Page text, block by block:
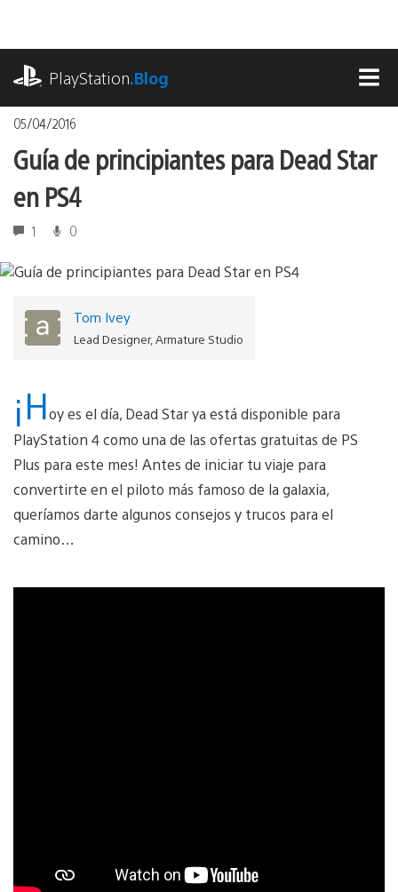
contenido
PlayStation.Blog
05/04/2016
Guía de principiantes para Dead Star
en PS4
1 0
Tom Ivey
Lead Designer, Armature Studio
¡Hoy es el día, Dead Star ya está disponible para
PlayStation 4 como una de las ofertas gratuitas de PS
Plus para este mes! Antes de iniciar tu viaje para
convertirte en el piloto más famoso de la galaxia,
queríamos darte algunos consejos y trucos para el
camino…